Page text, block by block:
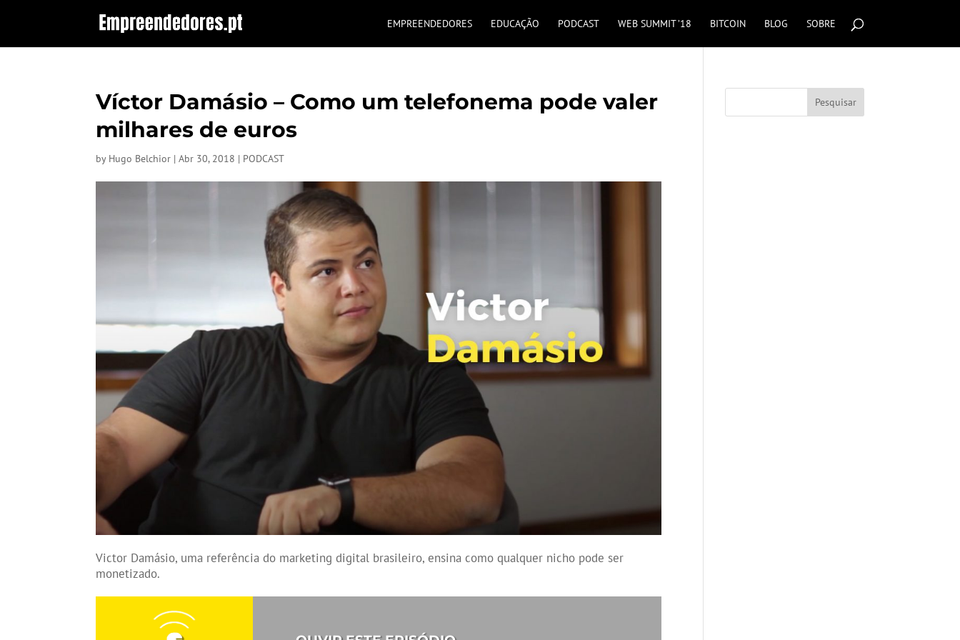
EMPREENDEDORES EDUCAÇÃO PODCAST WEB SUMMIT ’18 BITCOIN BLOG SOBRE
Víctor Damásio – Como um telefonema pode valer
milhares de euros
by Hugo Belchior |Abr 30, 2018 | PODCAST
Victor Damásio, uma referência do marketing digital brasileiro, ensina como qualquer nicho pode ser
monetizado.